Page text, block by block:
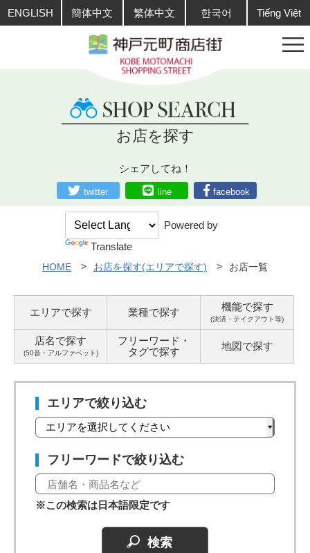
ENGLISH 簡体中文 繁体中文 한국어 Tiếng Việt
お店を探す
シェアしてね！
twitter line facebook
Powered by
Translate
HOME お店を探す(エリアで探す) お店一覧
エリアで探す 業種で探す 機能で探す
(決済・テイクアウト等)
店名で探す
(50音・アルファベット)
フリーワード・
タグで探す 地図で探す
エリアで絞り込む
フリーワードで絞り込む
※この検索は日本語限定です